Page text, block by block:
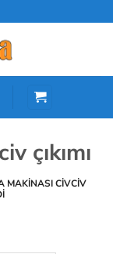
çıkımı
MAKINASI CIVCIV